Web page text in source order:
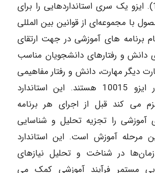
سازمان است(17). ایزو یک سری استانداردهایی را برای
با مجموعه‌ای از قوانین بین المللی
برنامه های آموزشی در جهت ارتقای
دانش و رفتارهای دانشجویان مناسب
عبارت دیگر مهارت، دانش و رفتار مفاهیمی
در هم تنیده در ایزو 10015 هستند. این استاندارد
می کند قبل از اجرای هر برنامه
آموزشی را تجزیه تحلیل و شناسایی
مرحله آموزش است. این استاندارد
در شناخت و تحلیل نیازهای
مستمر فرآیند آموزشی کمک می